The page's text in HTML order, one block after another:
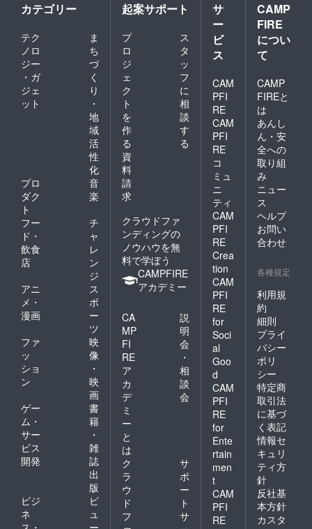
カテゴリー
テク
ノロ
ジー
・ガ
ジェ
ット
ま
ち
づ
く
り
・
地
域
活
性
化
プロ
ダク
ト
音
楽
フー
ド・
飲食
店
チ
ャ
レ
ン
ジ
アニ
メ・
漫画
ス
ポ
ー
ツ
ファ
ッ
ショ
ン
映
像
・
映
画
ゲー
ム・
サー
ビス
開発
書
籍
・
雑
誌
出
版
ビジ
ネ
ビ
ュ
起案サポート
プ
ロ
ジ
ェ
ク
ト
を
作
る
ス
タ
ッ
フ
に
相
談
す
る
資
料
請
求
クラウドファ
ンディングの
ノウハウを無
料で学ぼう
CAMPFIRE
アカデミー
CA
MP
FI
RE
ア
カ
デ
ミ
ー
と
は
説
明
会
・
相
談
会
ク
ラ
ウ
ド
フ
サ
ポ
ー
ト
サ
サ
ー
ビ
ス
CAM
PFI
RE
CAM
PFI
RE
コ
ミュ
ニ
ティ
CAM
PFI
RE
Crea
tion
CAM
PFI
RE
for
Soci
al
Goo
d
CAM
PFI
RE
for
Ente
rtain
men
t
CAM
PFI
RE
CAMP
FIRE
につい
て
CAMP
FIREと
は
あんし
ん・安
全への
取り組
み
ニュー
ス
ヘルプ
お問い
合わせ
各種規定
利用規
約
細則
プライ
バシー
ポリ
シー
特定商
取引法
に基づ
く表記
情報セ
キュリ
ティ方
針
反社基
本方針
カスタ